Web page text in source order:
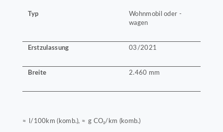
Typ
Wohnmobil oder -
wagen
Erstzulassung 03/2021
Breite 2.460 mm
≈ l/100km (komb.), ≈ g CO₂/km (komb.)